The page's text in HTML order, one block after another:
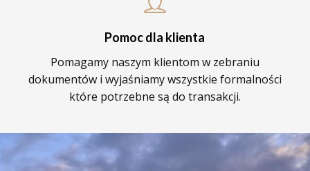
Pomoc dla klienta
Pomagamy naszym klientom w zebraniu
dokumentów i wyjaśniamy wszystkie formalności
które potrzebne są do transakcji.